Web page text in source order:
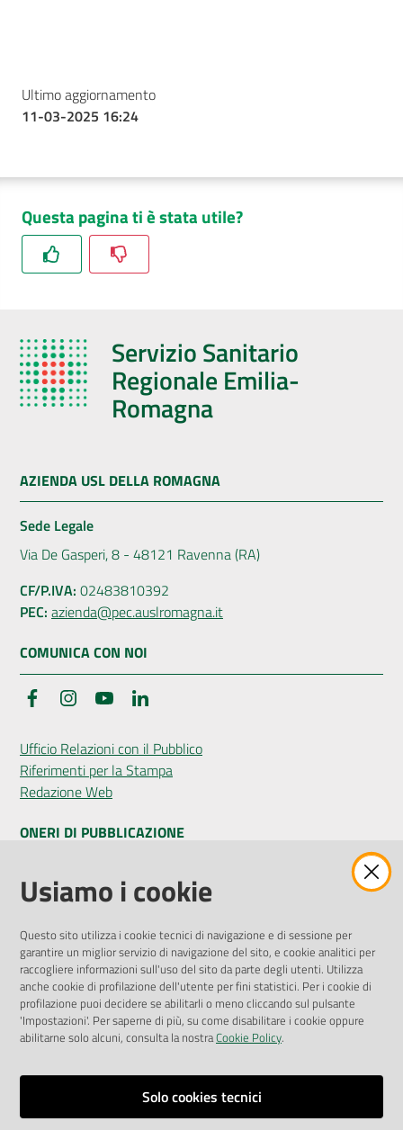
Ultimo aggiornamento
11-03-2025 16:24
Questa pagina ti è stata utile?
Servizio Sanitario
Regionale Emilia-
Romagna
AZIENDA USL DELLA ROMAGNA
Sede Legale
Via De Gasperi, 8 - 48121 Ravenna (RA)
CF/P.IVA: 02483810392
PEC: azienda@pec.auslromagna.it
COMUNICA CON NOI
FacebookInstagramYouTube
Ufficio Relazioni con il Pubblico
Riferimenti per la Stampa
Redazione Web
ONERI DI PUBBLICAZIONE
Amministrazione Trasparente
Pubblicità legale
Privacy Policy
Attuazione Misure PNRR
Liste di Attesa
ENTI, IMPRESE E PARTNER
Fatturazione Elettronica
Richiesta Patrocinio
Usiamo i cookie
Questo sito utilizza i cookie tecnici di navigazione e di sessione per
garantire un miglior servizio di navigazione del sito, e cookie analitici per
raccogliere informazioni sull'uso del sito da parte degli utenti. Utilizza
anche cookie di profilazione dell'utente per fini statistici. Per i cookie di
profilazione puoi decidere se abilitarli o meno cliccando sul pulsante
'Impostazioni'. Per saperne di più, su come disabilitare i cookie oppure
abilitarne solo alcuni, consulta la nostraCookie Policy.
Solo cookies tecnici